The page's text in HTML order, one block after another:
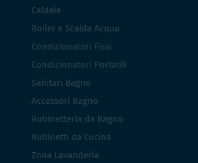
Caldaie
Boiler e Scalda Acqua
Condizionatori Fissi
Condizionatori Portatili
Sanitari Bagno
Accessori Bagno
Rubinetteria da Bagno
Rubinetti da Cucina
Zona Lavanderia